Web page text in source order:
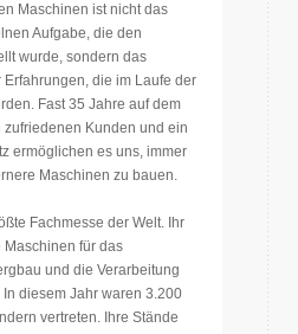
Maschinen ist nicht das
Aufgabe, die den
wurde, sondern das
die im Laufe der
Fast 35 Jahre auf dem
zufriedenen Kunden und ein
ermöglichen es uns, immer
Maschinen zu bauen.
Fachmesse der Welt. Ihr
für das
und die Verarbeitung
diesem Jahr waren 3.200
vertreten. Ihre Stände